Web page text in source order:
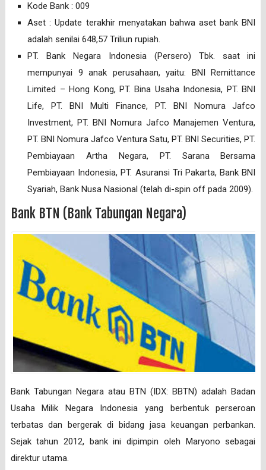
Kode Bank : 009
Aset : Update terakhir menyatakan bahwa aset bank BNI
adalah senilai 648,57 Triliun rupiah.
PT. Bank Negara Indonesia (Persero) Tbk. saat ini
mempunyai 9 anak perusahaan, yaitu: BNI Remittance
Limited – Hong Kong, PT. Bina Usaha Indonesia, PT. BNI
Life, PT. BNI Multi Finance, PT. BNI Nomura Jafco
Investment, PT. BNI Nomura Jafco Manajemen Ventura,
PT. BNI Nomura Jafco Ventura Satu, PT. BNI Securities, PT.
Pembiayaan Artha Negara, PT. Sarana Bersama
Pembiayaan Indonesia, PT. Asuransi Tri Pakarta, Bank BNI
Syariah, Bank Nusa Nasional (telah di-spin off pada 2009).
Bank BTN (Bank Tabungan Negara)
Bank Tabungan Negara atau BTN (IDX: BBTN) adalah Badan
Usaha Milik Negara Indonesia yang berbentuk perseroan
terbatas dan bergerak di bidang jasa keuangan perbankan.
Sejak tahun 2012, bank ini dipimpin oleh Maryono sebagai
direktur utama.